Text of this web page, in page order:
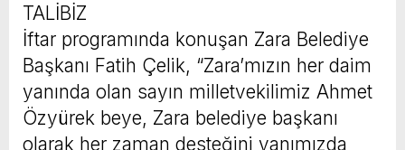
TALİBİZ
İftar programında konuşan Zara Belediye
Başkanı Fatih Çelik, “Zara’mızın her daim
yanında olan sayın milletvekilimiz Ahmet
Özyürek beye, Zara belediye başkanı
olarak her zaman desteğini yanımızda